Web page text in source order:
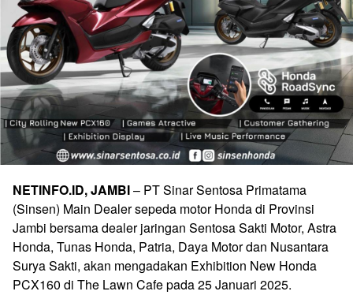
NETINFO.ID, JAMBI– PT Sinar Sentosa Primatama
(Sinsen) Main Dealer sepeda motor Honda di Provinsi
Jambi bersama dealer jaringan Sentosa Sakti Motor, Astra
Honda, Tunas Honda, Patria, Daya Motor dan Nusantara
Surya Sakti, akan mengadakan Exhibition New Honda
PCX160 di The Lawn Cafe pada 25 Januari 2025.